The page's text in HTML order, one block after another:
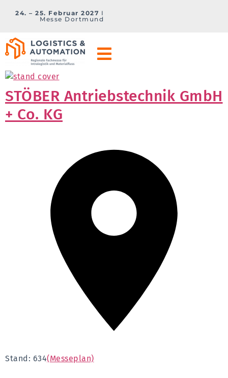
24. – 25. Februar 2027 I
Messe Dortmund
STÖBER Antriebstechnik GmbH
+ Co. KG
Stand: 634(Messeplan)